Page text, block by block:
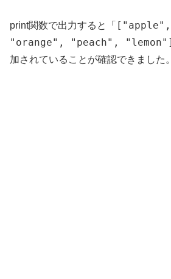
print関数で出力すると「
"orange", "peach", "lemon"]
加されていることが確認できました。